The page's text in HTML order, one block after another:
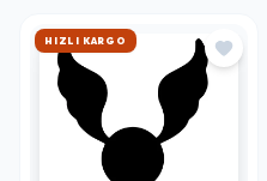
HIZLI KARGO